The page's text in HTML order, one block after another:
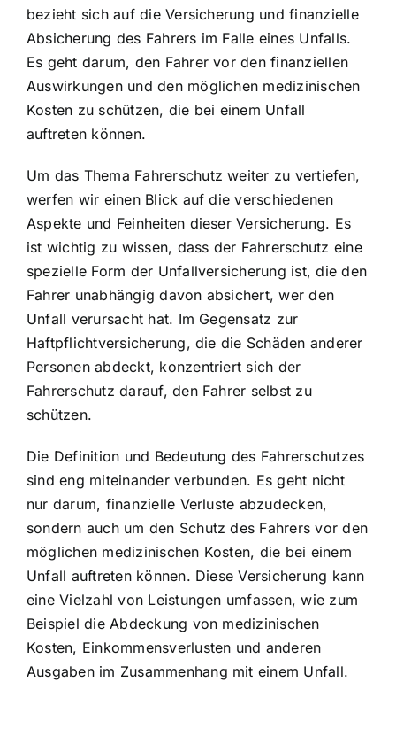
bezieht sich auf die Versicherung und finanzielle
Absicherung des Fahrers im Falle eines Unfalls.
Es geht darum, den Fahrer vor den finanziellen
Auswirkungen und den möglichen medizinischen
Kosten zu schützen, die bei einem Unfall
auftreten können.
Um das Thema Fahrerschutz weiter zu vertiefen,
werfen wir einen Blick auf die verschiedenen
Aspekte und Feinheiten dieser Versicherung. Es
ist wichtig zu wissen, dass der Fahrerschutz eine
spezielle Form der Unfallversicherung ist, die den
Fahrer unabhängig davon absichert, wer den
Unfall verursacht hat. Im Gegensatz zur
Haftpflichtversicherung, die die Schäden anderer
Personen abdeckt, konzentriert sich der
Fahrerschutz darauf, den Fahrer selbst zu
schützen.
Die Definition und Bedeutung des Fahrerschutzes
sind eng miteinander verbunden. Es geht nicht
nur darum, finanzielle Verluste abzudecken,
sondern auch um den Schutz des Fahrers vor den
möglichen medizinischen Kosten, die bei einem
Unfall auftreten können. Diese Versicherung kann
eine Vielzahl von Leistungen umfassen, wie zum
Beispiel die Abdeckung von medizinischen
Kosten, Einkommensverlusten und anderen
Ausgaben im Zusammenhang mit einem Unfall.